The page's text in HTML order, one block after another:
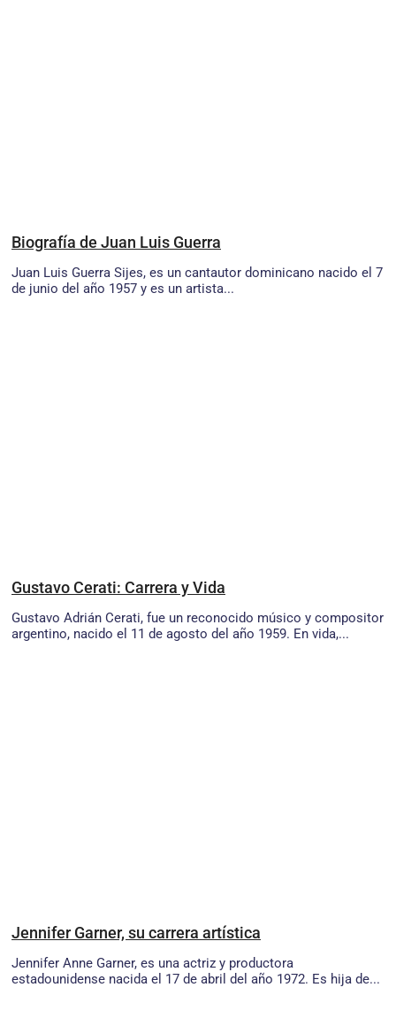
Biografía de Juan Luis Guerra
Juan Luis Guerra Sijes, es un cantautor dominicano nacido el 7
de junio del año 1957 y es un artista...
Gustavo Cerati: Carrera y Vida
Gustavo Adrián Cerati, fue un reconocido músico y compositor
argentino, nacido el 11 de agosto del año 1959. En vida,...
Jennifer Garner, su carrera artística
Jennifer Anne Garner, es una actriz y productora
estadounidense nacida el 17 de abril del año 1972. Es hija de...